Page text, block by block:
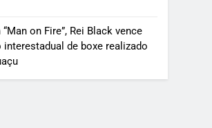
on Fire”, Rei Black vence
interestadual de boxe realizado